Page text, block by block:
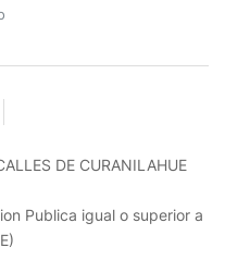
DE CURANILAHUE
Publica igual o superior a